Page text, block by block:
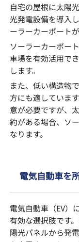
自宅の屋根に太陽
光発電設備を導入
ーラーカーポート
ソーラーカーポー
車場を有効活用で
します。
また、低い構造物
方にも適していま
意が必要ですが、
約がある場合、ソ
なります。
電気自動車を
電気自動車（EV）
有効な選択肢です
陽光パネルから発